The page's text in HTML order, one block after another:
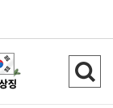
검
색